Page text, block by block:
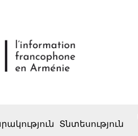
Տնտեսություն